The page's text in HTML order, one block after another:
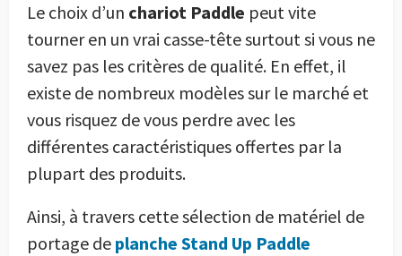
Le choix d’un chariot Paddle peut vite
tourner en un vrai casse-tête surtout si vous ne
savez pas les critères de qualité. En effet, il
existe de nombreux modèles sur le marché et
vous risquez de vous perdre avec les
différentes caractéristiques offertes par la
plupart des produits.
Ainsi, à travers cette sélection de matériel de
portage de planche Stand Up Paddle